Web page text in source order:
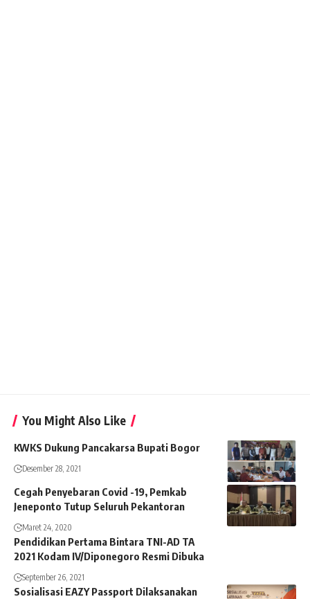
You Might Also Like
KWKS Dukung Pancakarsa Bupati Bogor
Desember 28, 2021
Cegah Penyebaran Covid -19, Pemkab
Jeneponto Tutup Seluruh Pekantoran
Maret 24, 2020
Pendidikan Pertama Bintara TNI-AD TA
2021 Kodam IV/Diponegoro Resmi Dibuka
September 26, 2021
Sosialisasi EAZY Passport Dilaksanakan